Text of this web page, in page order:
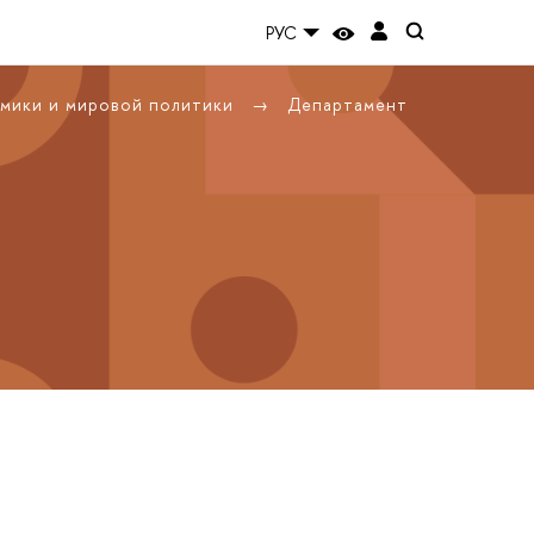
РУС
и мировой политики Департамент